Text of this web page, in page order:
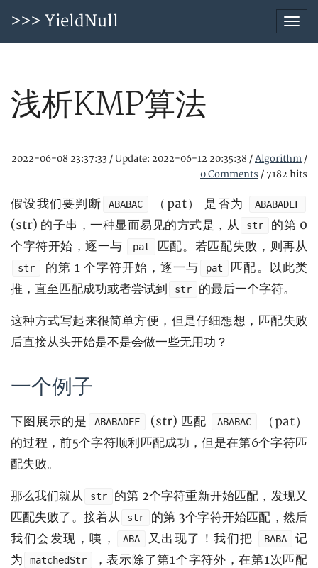
>>> YieldNull
浅析KMP算法
2022-06-08 23:37:33 /Update: 2022-06-12 20:35:38 /Algorithm /
0 Comments / 7182 hits
假设我们要判断 ABABAC （pat） 是否为 ABABADEF
(str) 的子串，一种显而易见的方式是，从 str
的第 0
个字符开始，逐一与
pat 匹配。若匹配失败，则再从
str 的第 1 个字符开始，逐一与 pat
匹配。以此类
推，直至匹配成功或者尝试到
str 的最后一个字符。
这种方式写起来很简单方便，但是仔细想想，匹配失败
后直接从头开始是不是会做一些无用功？
一个例子
下图展示的是 ABABADEF (str) 匹配 ABABAC
（pat）
的过程，前5个字符顺利匹配成功，但是在第6个字符匹
配失败。
那么我们就从 str
的第 2个字符重新开始匹配，发现又
匹配失败了。接着从
str
的第 3个字符开始匹配，然后
我们会发现，咦，
ABA 又出现了！我们把 BABA
记
为
matchedStr
，表示除了第1个字符外，在第1次匹配